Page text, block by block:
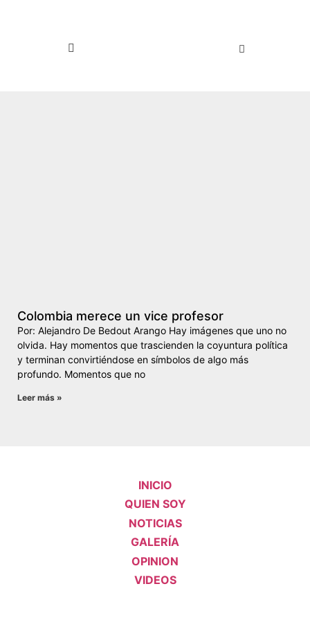
Colombia merece un vice profesor
Por: Alejandro De Bedout Arango Hay imágenes que uno no
olvida. Hay momentos que trascienden la coyuntura política
y terminan convirtiéndose en símbolos de algo más
profundo. Momentos que no
Leer más »
INICIO
QUIEN SOY
NOTICIAS
GALERÍA
OPINION
VIDEOS